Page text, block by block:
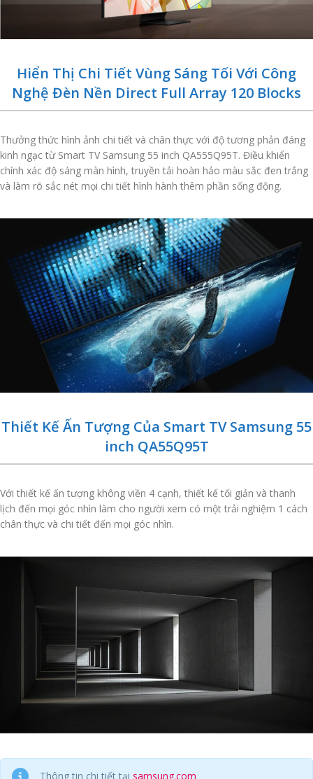
Hiển Thị Chi Tiết Vùng Sáng Tối Với Công
Nghệ Đèn Nền Direct Full Array 120 Blocks
Thưởng thức hình ảnh chi tiết và chân thực với độ tương phản đáng
kinh ngạc từ Smart TV Samsung 55 inch QA555Q95T. Điều khiển
chính xác độ sáng màn hình, truyền tải hoàn hảo màu sắc đen trắng
và làm rõ sắc nét mọi chi tiết hình hành thêm phần sống động.
Thiết Kế Ấn Tượng Của Smart TV Samsung 55
inch QA55Q95T
Với thiết kế ấn tượng không viền 4 cạnh, thiết kế tối giản và thanh
lịch đến mọi góc nhìn làm cho người xem có một trải nghiệm 1 cách
chân thực và chi tiết đến mọi góc nhìn.
Thông tin chi tiết tại samsung.com